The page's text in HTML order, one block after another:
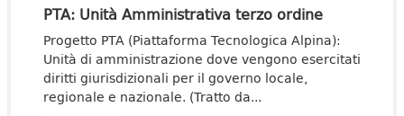
PTA: Unità Amministrativa terzo ordine
Progetto PTA (Piattaforma Tecnologica Alpina):
Unità di amministrazione dove vengono esercitati
diritti giurisdizionali per il governo locale,
regionale e nazionale. (Tratto da...